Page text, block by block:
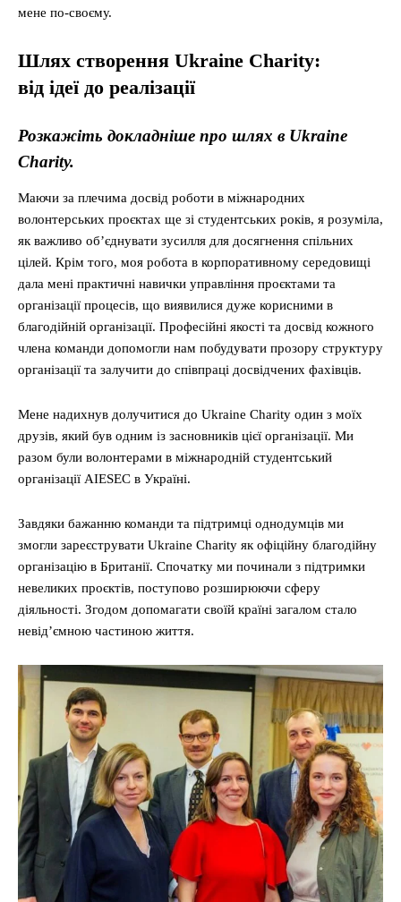
мене по-своєму.
Шлях створення Ukraine Charity:
від ідеї до реалізації
Розкажіть докладніше про шлях в Ukraine
Charity.
Маючи за плечима досвід роботи в міжнародних
волонтерських проєктах ще зі студентських років, я розуміла,
як важливо об’єднувати зусилля для досягнення спільних
цілей. Крім того, моя робота в корпоративному середовищі
дала мені практичні навички управління проєктами та
організації процесів, що виявилися дуже корисними в
благодійній організації. Професійні якості та досвід кожного
члена команди допомогли нам побудувати прозору структуру
організації та залучити до співпраці досвідчених фахівців.
Мене надихнув долучитися до Ukraine Charity один з моїх
друзів, який був одним із засновників цієї організації. Ми
разом були волонтерами в міжнародній студентський
організації AIESEC в Україні.
Завдяки бажанню команди та підтримці однодумців ми
змогли зареєструвати Ukraine Charity як офіційну благодійну
організацію в Британії. Спочатку ми починали з підтримки
невеликих проєктів, поступово розширюючи сферу
діяльності. Згодом допомагати своїй країні загалом стало
невід’ємною частиною життя.